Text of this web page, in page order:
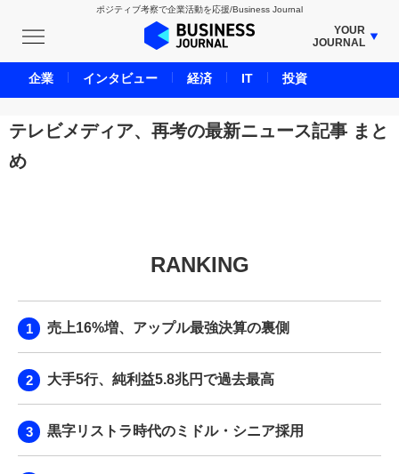
ポジティブ考察で企業活動を応援/Business Journal
YOUR
JOURNAL
BUSINESS JOURNAL
UNICORN JOURNAL
CARBON CREDITS JOURNAL
AI JOURNAL
BPaaS JOURNAL
テレビメディア、再考の最新ニュース記事 まと
め
RANKING
売上16%増、アップル最強決算の裏側
大手5行、純利益5.8兆円で過去最高
黒字リストラ時代のミドル・シニア採用
企業 インタビュー 経済 IT 投資